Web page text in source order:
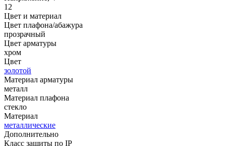
12
Цвет и материал
Цвет плафона/абажура
прозрачный
Цвет арматуры
хром
Цвет
золотой
Материал арматуры
металл
Материал плафона
стекло
Материал
металлические
Дополнительно
Класс защиты по IP